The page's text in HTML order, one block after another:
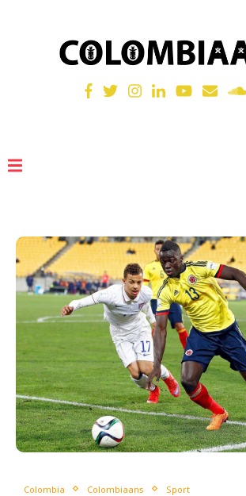
Colombia Colombiaans Sport